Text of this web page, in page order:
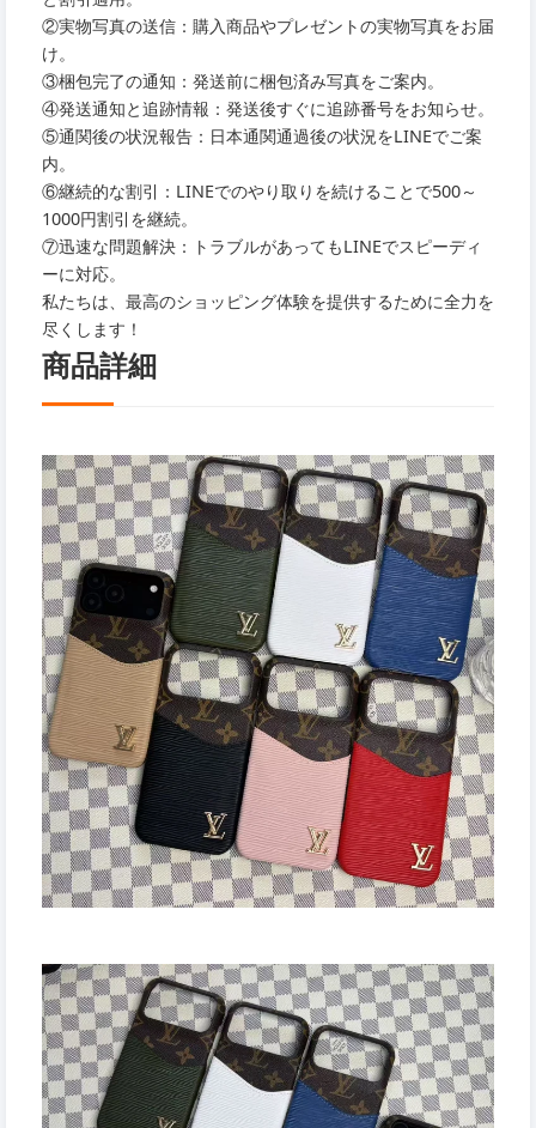
②実物写真の送信：購入商品やプレゼントの実物写真をお届
け。
③梱包完了の通知：発送前に梱包済み写真をご案内。
④発送通知と追跡情報：発送後すぐに追跡番号をお知らせ。
⑤通関後の状況報告：日本通関通過後の状況をLINEでご案
内。
⑥継続的な割引：LINEでのやり取りを続けることで500～
1000円割引を継続。
⑦迅速な問題解決：トラブルがあってもLINEでスピーディ
ーに対応。
私たちは、最高のショッピング体験を提供するために全力を
尽くします！
商品詳細